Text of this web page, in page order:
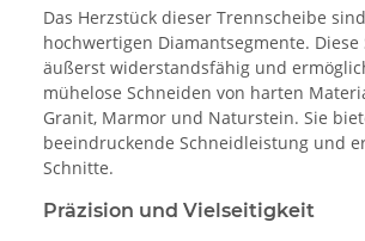
Das Herzstück dieser Trennscheibe
hochwertigen Diamantsegmente. Diese
äußerst widerstandsfähig und
mühelose Schneiden von harten
Granit, Marmor und Naturstein. Sie
beeindruckende Schneidleistung und
Schnitte.
Präzision und Vielseitigkeit